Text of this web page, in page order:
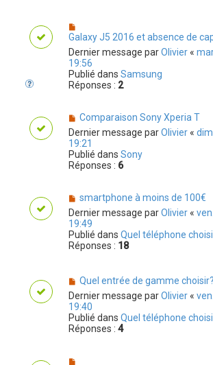
Galaxy J5 2016 et absence de
Dernier message parOlivier«
19:56
Publié dans Samsung
Réponses : 2
Comparaison Sony Xperia T
Dernier message parOlivier«
19:21
Publié dans Sony
Réponses : 6
smartphone à moins de 100€
Dernier message parOlivier«
19:49
Publié dans Quel téléphone
Réponses : 18
Quel entrée de gamme choisir?
Dernier message parOlivier«
19:40
Publié dans Quel téléphone
Réponses : 4